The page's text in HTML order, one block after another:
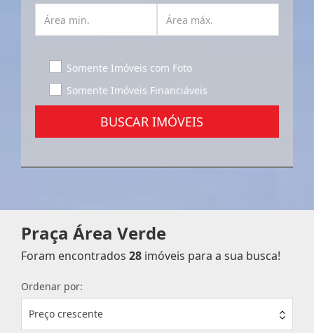
Somente Imóveis com Foto
Somente Imóveis Financiáveis
BUSCAR IMÓVEIS
Praça Área Verde
Foram encontrados 28 imóveis para a sua busca!
Ordenar por:
Preço crescente